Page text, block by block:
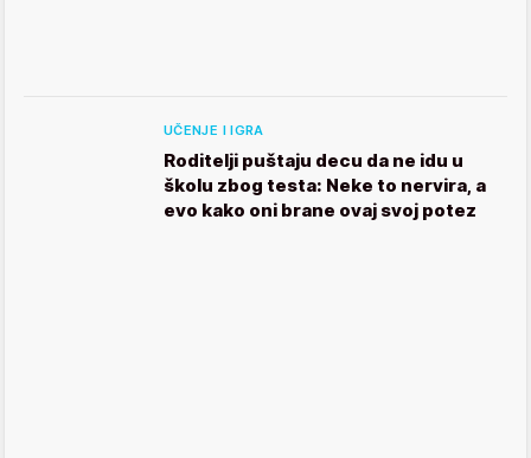
UČENJE I IGRA
Roditelji puštaju decu da ne idu u
školu zbog testa: Neke to nervira, a
evo kako oni brane ovaj svoj potez